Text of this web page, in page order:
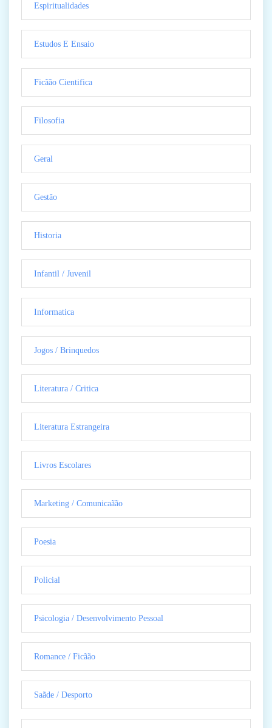
Espiritualidades
Estudos E Ensaio
Ficãão Cientifica
Filosofia
Geral
Gestão
Historia
Infantil / Juvenil
Informatica
Jogos / Brinquedos
Literatura / Critica
Literatura Estrangeira
Livros Escolares
Marketing / Comunicaãão
Poesia
Policial
Psicologia / Desenvolvimento Pessoal
Romance / Ficãão
Saãde / Desporto